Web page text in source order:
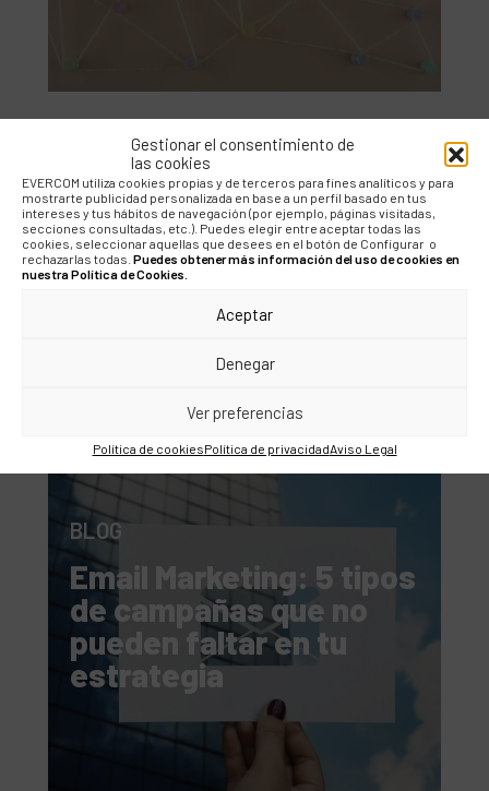
Gestionar el consentimiento de
las cookies
EVERCOM utiliza cookies propias y de terceros para fines analíticos y para
mostrarte publicidad personalizada en base a un perfil basado en tus
intereses y tus hábitos de navegación (por ejemplo, páginas visitadas,
secciones consultadas, etc.). Puedes elegir entre aceptar todas las
cookies, seleccionar aquellas que desees en el botón de Configurar o
rechazarlas todas. Puedes obtener más información del uso de cookies en
nuestra Política de Cookies.
Aceptar
Denegar
Ver preferencias
Política de cookiesPolítica de privacidadAviso Legal
BLOG
¿Qué puede aportar la
IA al marketing digital?
BLOG
Email Marketing: 5 tipos
de campañas que no
pueden faltar en tu
estrategia